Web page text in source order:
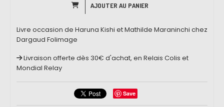
AJOUTER AU PANIER
Livre occasion de Haruna Kishi et Mathilde Maraninchi chez
Dargaud Folimage
Livraison offerte dès 30€ d'achat, en Relais Colis et
Mondial Relay
Save